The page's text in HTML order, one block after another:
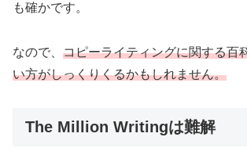
も確かです。
なので、 コピーライティングに関する百
い方がしっくりくるかもしれません。
The Million Writingは難解